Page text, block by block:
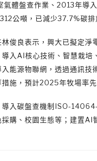
體盤查作業、2013年導
公噸，已減少37.7%碳排
林俊良表示，興大已擬定
入AI核心技術、智慧栽
能源物聯網，透過通訊
施，預計2025年牧場率
入碳盤查機制ISO-
購、校園生態等；建置